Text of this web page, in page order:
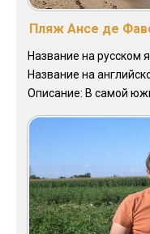
Пляж Ансе де
Название на русском
Название на
Описание: В самой